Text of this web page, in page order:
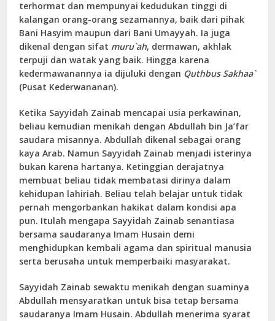
terhormat dan mempunyai kedudukan tinggi di
kalangan orang-orang sezamannya, baik dari pihak
Bani Hasyim maupun dari Bani Umayyah. Ia juga
dikenal dengan sifat muru`ah, dermawan, akhlak
terpuji dan watak yang baik. Hingga karena
kedermawanannya ia dijuluki dengan Quthbus Sakhaa`
(Pusat Kederwananan).
Ketika Sayyidah Zainab mencapai usia perkawinan,
beliau kemudian menikah dengan Abdullah bin Ja’far
saudara misannya. Abdullah dikenal sebagai orang
kaya Arab. Namun Sayyidah Zainab menjadi isterinya
bukan karena hartanya. Ketinggian derajatnya
membuat beliau tidak membatasi dirinya dalam
kehidupan lahiriah. Beliau telah belajar untuk tidak
pernah mengorbankan hakikat dalam kondisi apa
pun. Itulah mengapa Sayyidah Zainab senantiasa
bersama saudaranya Imam Husain demi
menghidupkan kembali agama dan spiritual manusia
serta berusaha untuk memperbaiki masyarakat.
Sayyidah Zainab sewaktu menikah dengan suaminya
Abdullah mensyaratkan untuk bisa tetap bersama
saudaranya Imam Husain. Abdullah menerima syarat